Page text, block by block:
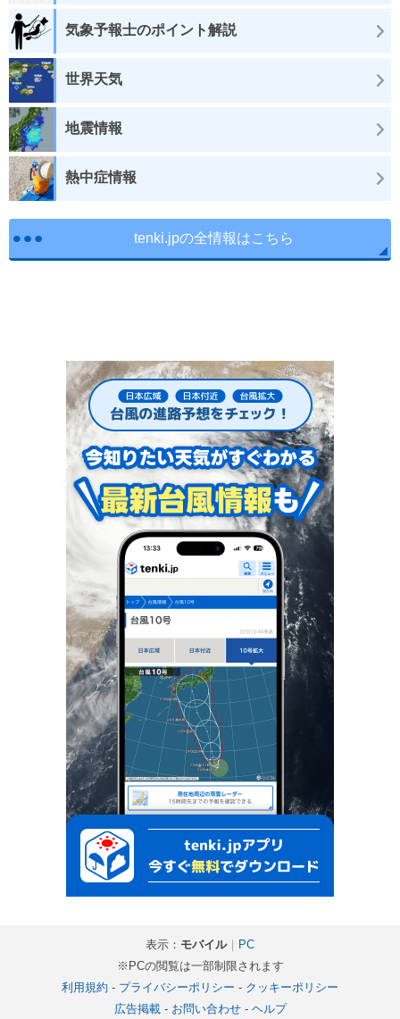
気象予報士のポイント解説
世界天気
地震情報
熱中症情報
tenki.jpの全情報はこちら
表示： モバイル｜ PC
※PCの閲覧は一部制限されます
利用規約 - プライバシーポリシー - クッキーポリシー
広告掲載- お問い合わせ- ヘルプ